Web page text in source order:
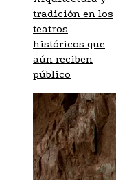
tradición en los
teatros
históricos que
aún reciben
público